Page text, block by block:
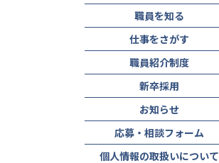
職員を知る
仕事をさがす
職員紹介制度
新卒採用
お知らせ
応募・相談フォーム
個人情報の取扱いについて